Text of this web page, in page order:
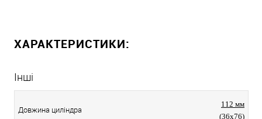
ХАРАКТЕРИСТИКИ:
Інші
Довжина циліндра
112 мм
(36x76)